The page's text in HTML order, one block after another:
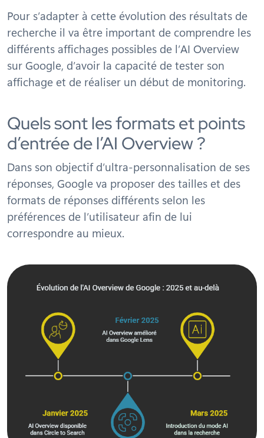
Pour s’adapter à cette évolution des résultats de
recherche il va être important de comprendre les
différents affichages possibles de l’AI Overview
sur Google, d’avoir la capacité de tester son
affichage et de réaliser un début de monitoring.
Quels sont les formats et points
d’entrée de l’AI Overview ?
Dans son objectif d’ultra-personnalisation de ses
réponses, Google va proposer des tailles et des
formats de réponses différents selon les
préférences de l’utilisateur afin de lui
correspondre au mieux.